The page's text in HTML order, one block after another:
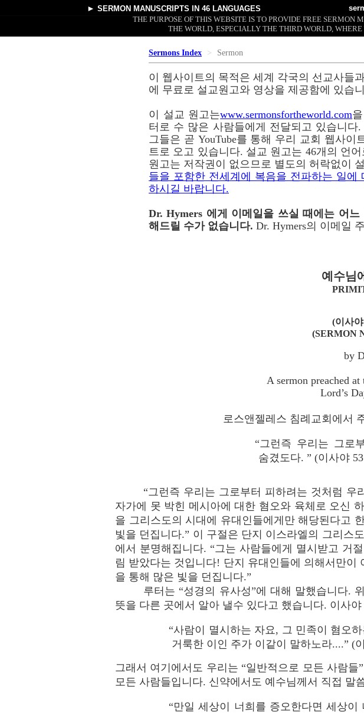
► SERMON MANUSCRIPTS IN 46 LANGUAGES
THE PURPOSE OF THIS WEBSITE IS TO PROVIDE FREE SERMON
THE WORLD, ESPECIALLY THE THIRD WORLD,
Sermons Index Sermon
이 웹사이트의 목적은 세계 각국의 선교사들
에 무료로 설교원고와 영상을 제공함에 있습
이 설교 원고는www.sermonsfortheworld.com
터로 수 많은 사람들에게 전달되고 있습니다
그들은 곧 YouTube를 통해 우리 교회 웹사이
트로 오고 있습니다. 설교 원고는 46개의 언
원고는 저작권이 없으므로 별도의 허락없이
들을 포함한 전세계에 복음을 전파하는 일
하시길 바랍니다.
Dr. Hymers 에게 이메일을 쓰실 때에는 어
해드릴 수가 없습니다. Dr. Hymers의 이메일
예수님
(이사
(SERMON
by
A sermon preached
Lord’s
로스앤젤레스 침례교회에서
“그런즉 우리는 그로
숨겼도다. ” (이사야
“그런즉 우리는 그로부터 피하려는 것처럼
자가에 못 박힌 메시아에 대한 혐오와 육체로 오신
을 그리스도의 시대에 유대인들에게만 해당된다고
빛을 던집니다.” 이 구절은 단지 이스라엘의 그리스
에서 분명해집니다. “그는 사람들에게 멸시받고 거
림 받았다는 것입니다! 단지 유대인들에 의해서만이
을 통해 많은 빛을 던집니다.”
루터는 “성경의 유사성”에 대해 말했습니다.
뜻을 다른 곳에서 알아 낼수 있다고 했습니다. 이사
“사람이 멸시하는 자요, 그 민족이 혐오
거룩한 이인 주가 이같이 말하노라....” (
그래서 여기에서도 우리는 “일반적으로 모든 사람
모든 사람들입니다. 신약에서도 예수님께서 직접 말
“만일 세상이 너희를 증오한다면 세상